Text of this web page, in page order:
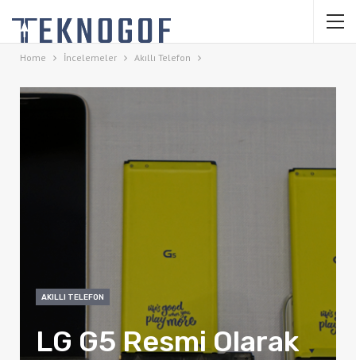
Home İncelemeler Akıllı Telefon
AKILLI TELEFON
LG G5 Resmi Olarak